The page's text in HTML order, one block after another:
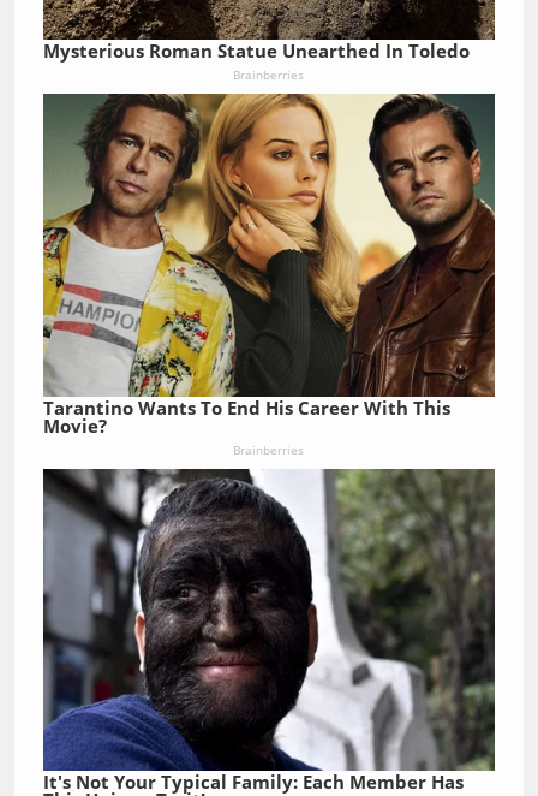
Mysterious Roman Statue Unearthed In Toledo
Brainberries
Tarantino Wants To End His Career With This
Movie?
Brainberries
It's Not Your Typical Family: Each Member Has